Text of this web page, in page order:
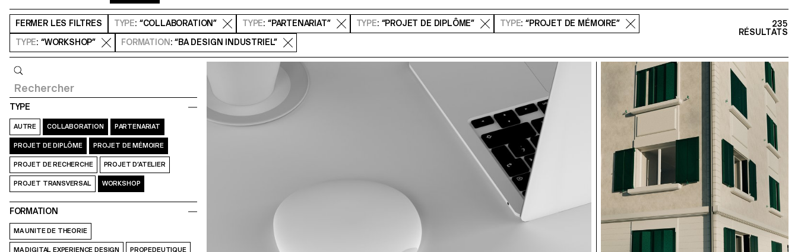
FERMER LES FILTRES TYPE: “COLLABORATION” TYPE: “PARTENARIAT” TYPE: “PROJET DE DIPLÔME” TYPE: “PROJET DE MÉMOIRE”
TYPE: “WORKSHOP” FORMATION : “BA DESIGN INDUSTRIEL”
235
RÉSULTATS
TYPE
AUTRE COLLABORATION PARTENARIAT
PROJET DE DIPLÔME PROJET DE MÉMOIRE
PROJET DE RECHERCHE PROJET D’ATELIER
PROJET TRANSVERSAL WORKSHOP
FORMATION
MA UNITE DE THEORIE
MA DIGITAL EXPERIENCE DESIGN PROPEDEUTIQUE